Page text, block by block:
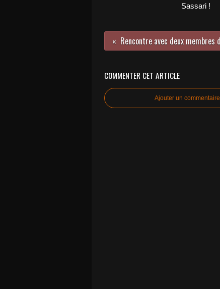
Sassari !
COMMENTER CET ARTICLE
Ajouter un commentaire